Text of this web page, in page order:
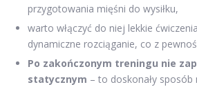
przygotowania mięśni do wysiłku,
warto włączyć do niej lekkie
dynamiczne rozciąganie, co z
Po zakończonym treningu nie
statycznym – to doskonały sposób